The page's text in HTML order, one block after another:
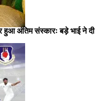
हुआ अंतिम संस्कारः बड़े भाई ने दी